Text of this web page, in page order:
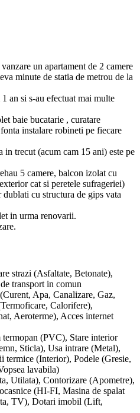
un apartament de 2 camere
minute de statia de metrou de la
an si s-au efectuat mai multe
baie bucatarie , curatare
instalare robineti pe fiecare
trecut (acum cam 15 ani) este pe
5 camere, balcon izolat cu
cat si peretele sufrageriei)
cu structura de gips vata
in urma renovarii.
strazi (Asfaltate, Betonate),
transport in comun
Apa, Canalizare, Gaz,
Calorifere),
Aeroterme), Acces internet
termopan (PVC), Stare interior
Sticla), Usa intrare (Metal),
termice (Interior), Podele (Gresie,
lavabila)
Utilata), Contorizare (Apometre),
(HI-FI, Masina de spalat
TV), Dotari imobil (Lift,